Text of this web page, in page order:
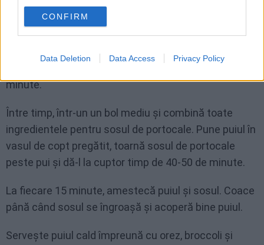
CONFIRM
Data Deletion Data Access Privacy Policy
Trece bucățile de pui prin amidonul de porumb și apoi
înmoaie-le în amestecul de ou bătut.
Încălzește o tigaie cu ulei, adaugă bucățile de pui și
minute.
Între timp, într-un un bol mediu și combină toate
ingredientele pentru sosul de portocale. Pune puiul în
vasul de copt pregătit, toarnă sosul de portocale
peste pui și dă-l la cuptor timp de 40-50 de minute.
La fiecare 15 minute, amestecă puiul și sosul. Coace
până când sosul se îngroașă și acoperă bine puiul.
Servește puiul cald împreună cu orez, broccoli și